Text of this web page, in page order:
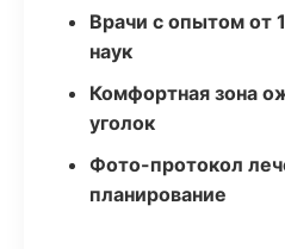
Врачи с опытом от
наук
Комфортная зона
уголок
Фото-протокол
планирование